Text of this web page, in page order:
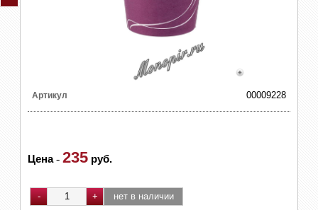
Артикул 00009228
Цена- 235 руб.